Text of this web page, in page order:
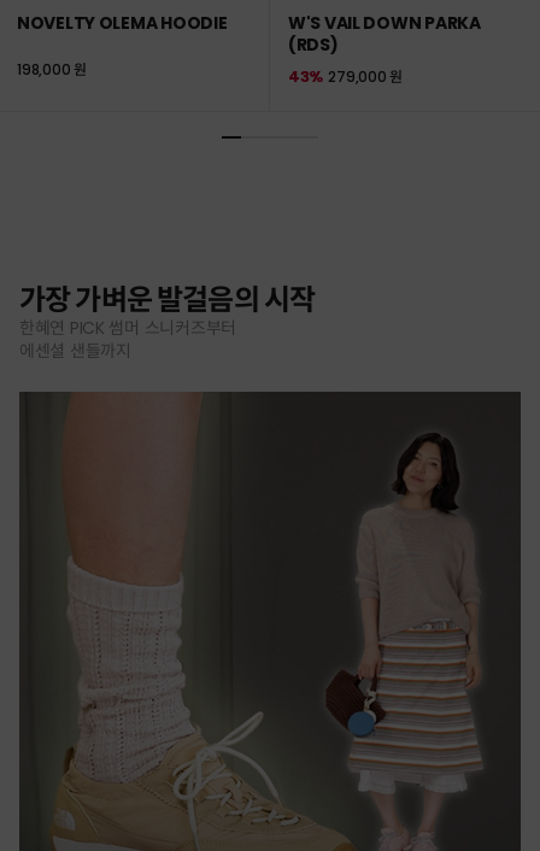
NOVELTY OLEMA HOODIE
198,000 원
W'S VAIL DOWN PARKA
(RDS)
279,000 원
43%
가장 가벼운 발걸음의 시작
한혜연 PICK 썸머 스니커즈부터
에센셜 샌들까지